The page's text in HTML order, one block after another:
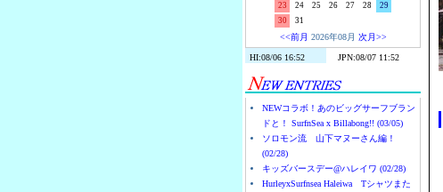
23
24 25 26 27 28
29
30
31
<<前月 2026年08月 次月>>
NEWコラボ！あのビッグサーフブラン
ドと！ SurfnSea x Billabong!! (03/05)
ソロモン流 山下マヌーさん編！
(02/28)
キッズバースデー@ハレイワ (02/28)
HurleyxSurfnsea Haleiwa Tシャツまた